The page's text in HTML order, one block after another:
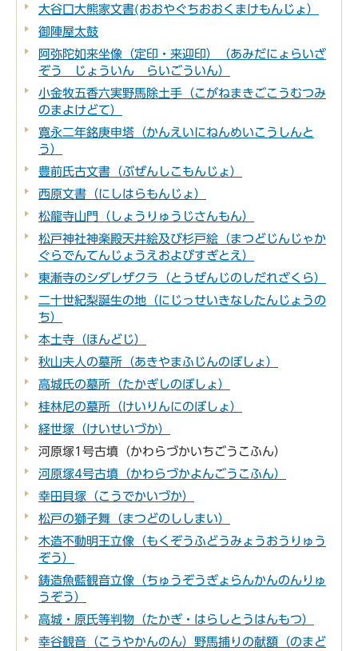
大谷口大熊家文書(おおやぐちおおくまけもんじょ）
御陣屋太鼓
阿弥陀如来坐像（定印・来迎印）（あみだにょらいざ
ぞう じょういん らいごういん）
小金牧五香六実野馬除土手（こがねまきごこうむつみ
のまよけどて）
寛永二年銘庚申塔（かんえいにねんめいこうしんと
う）
豊前氏古文書（ぶぜんしこもんじょ）
西原文書（にしはらもんじょ）
松龍寺山門（しょうりゅうじさんもん）
松戸神社神楽殿天井絵及び杉戸絵（まつどじんじゃか
ぐらでんてんじょうえおよびすぎとえ）
東漸寺のシダレザクラ（とうぜんじのしだれざくら）
二十世紀梨誕生の地（にじっせいきなしたんじょうの
ち）
本土寺（ほんどじ）
秋山夫人の墓所（あきやまふじんのぼしょ）
高城氏の墓所（たかぎしのぼしょ）
桂林尼の墓所（けいりんにのぼしょ）
経世塚（けいせいづか）
河原塚1号古墳（かわらづかいちごうこふん）
河原塚4号古墳（かわらづかよんごうこふん）
幸田貝塚（こうでかいづか）
松戸の獅子舞（まつどのししまい）
木造不動明王立像（もくぞうふどうみょうおうりゅう
ぞう）
鋳造魚藍観音立像（ちゅうぞうぎょらんかんのんりゅ
うぞう）
高城・原氏等判物（たかぎ・はらしとうはんもつ）
幸谷観音（こうやかんのん）野馬捕りの献額（のまど